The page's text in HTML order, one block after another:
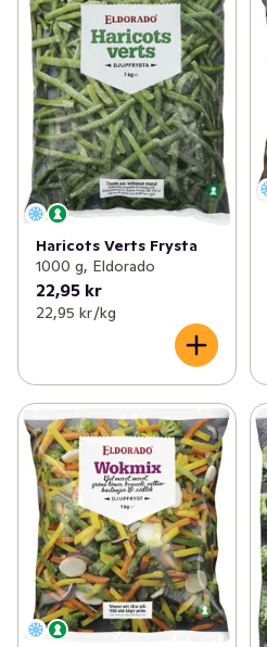
Haricots Verts Frysta
1000 g, Eldorado
22,95 kr
22,95 kr /kg